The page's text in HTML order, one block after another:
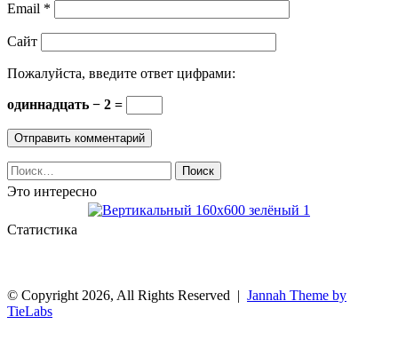
Email *
Сайт
Пожалуйста, введите ответ цифрами:
одиннадцать − 2 =
Найти:
Это интересно
Статистика
© Copyright 2026, All Rights Reserved | Jannah Theme by
TieLabs